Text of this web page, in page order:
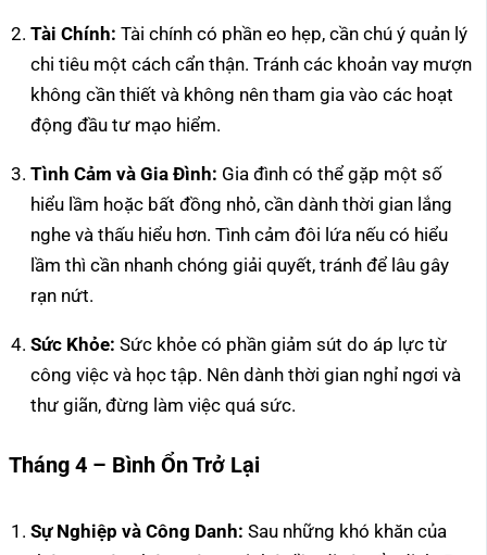
Tài Chính: Tài chính có phần eo hẹp, cần chú ý quản lý
chi tiêu một cách cẩn thận. Tránh các khoản vay mượn
không cần thiết và không nên tham gia vào các hoạt
động đầu tư mạo hiểm.
Tình Cảm và Gia Đình: Gia đình có thể gặp một số
hiểu lầm hoặc bất đồng nhỏ, cần dành thời gian lắng
nghe và thấu hiểu hơn. Tình cảm đôi lứa nếu có hiểu
lầm thì cần nhanh chóng giải quyết, tránh để lâu gây
rạn nứt.
Sức Khỏe: Sức khỏe có phần giảm sút do áp lực từ
công việc và học tập. Nên dành thời gian nghỉ ngơi và
thư giãn, đừng làm việc quá sức.
Tháng 4 – Bình Ổn Trở Lại
Sự Nghiệp và Công Danh: Sau những khó khăn của